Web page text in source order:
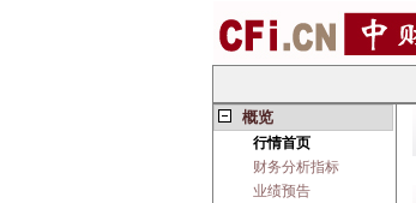
概览
行情首页
财务分析指标
业绩预告